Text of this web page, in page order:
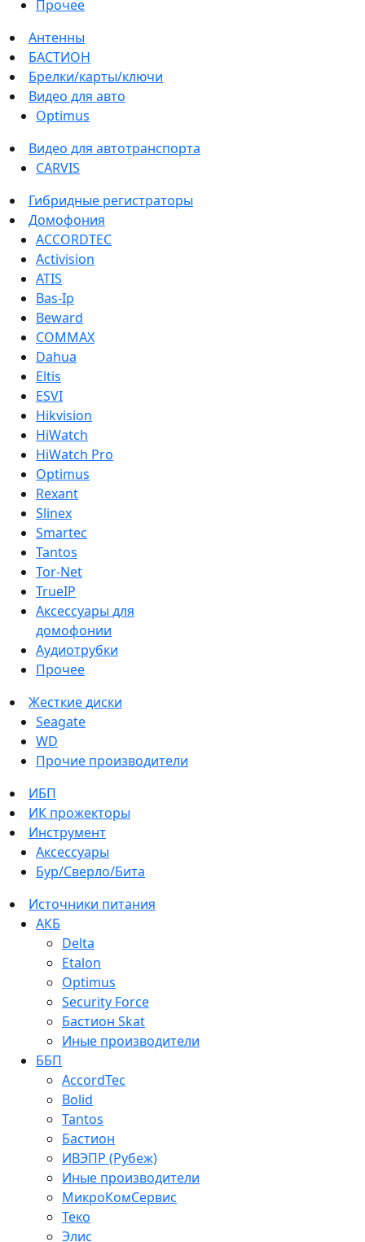
Прочее
Антенны
БАСТИОН
Брелки/карты/ключи
Видео для авто
Optimus
Видео для автотранспорта
CARVIS
Гибридные регистраторы
Домофония
ACCORDTEC
Activision
ATIS
Bas-Ip
Beward
COMMAX
Dahua
Eltis
ESVI
Hikvision
HiWatch
HiWatch Pro
Optimus
Rexant
Slinex
Smartec
Tantos
Tor-Net
TrueIP
Аксессуары для
домофонии
Аудиотрубки
Прочее
Жесткие диски
Seagate
WD
Прочие производители
ИБП
ИК прожекторы
Инструмент
Аксессуары
Бур/Сверло/Бита
Источники питания
АКБ
Delta
Etalon
Optimus
Security Force
Бастион Skat
Иные производители
ББП
AccordTec
Bolid
Tantos
Бастион
ИВЭПР (Рубеж)
Иные производители
МикроКомСервис
Теко
Элис